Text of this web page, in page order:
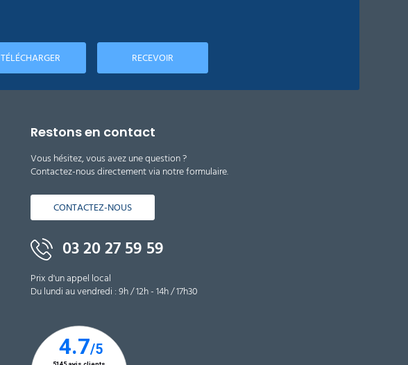
TÉLÉCHARGER RECEVOIR
Restons en contact
Vous hésitez, vous avez une question ?
Contactez-nous directement via notre formulaire.
CONTACTEZ-NOUS
03 20 27 59 59
Prix d'un appel local
Du lundi au vendredi : 9h / 12h - 14h / 17h30